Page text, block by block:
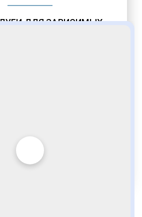
ДЛЯ ЗАВИСИМЫХ